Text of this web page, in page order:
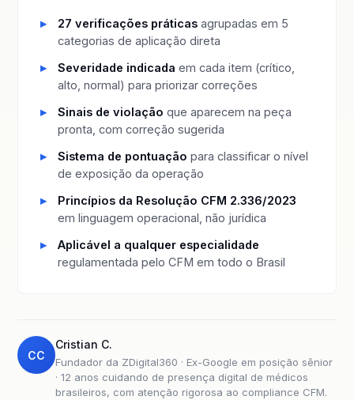
27 verificações práticas agrupadas em 5
categorias de aplicação direta
Severidade indicada em cada item (crítico,
alto, normal) para priorizar correções
Sinais de violação que aparecem na peça
pronta, com correção sugerida
Sistema de pontuação para classificar o nível
de exposição da operação
Princípios da Resolução CFM 2.336/2023
em linguagem operacional, não jurídica
Aplicável a qualquer especialidade
regulamentada pelo CFM em todo o Brasil
CC
Cristian C.
Fundador da ZDigital360 · Ex-Google em posição sênior
· 12 anos cuidando de presença digital de médicos
brasileiros, com atenção rigorosa ao compliance CFM.